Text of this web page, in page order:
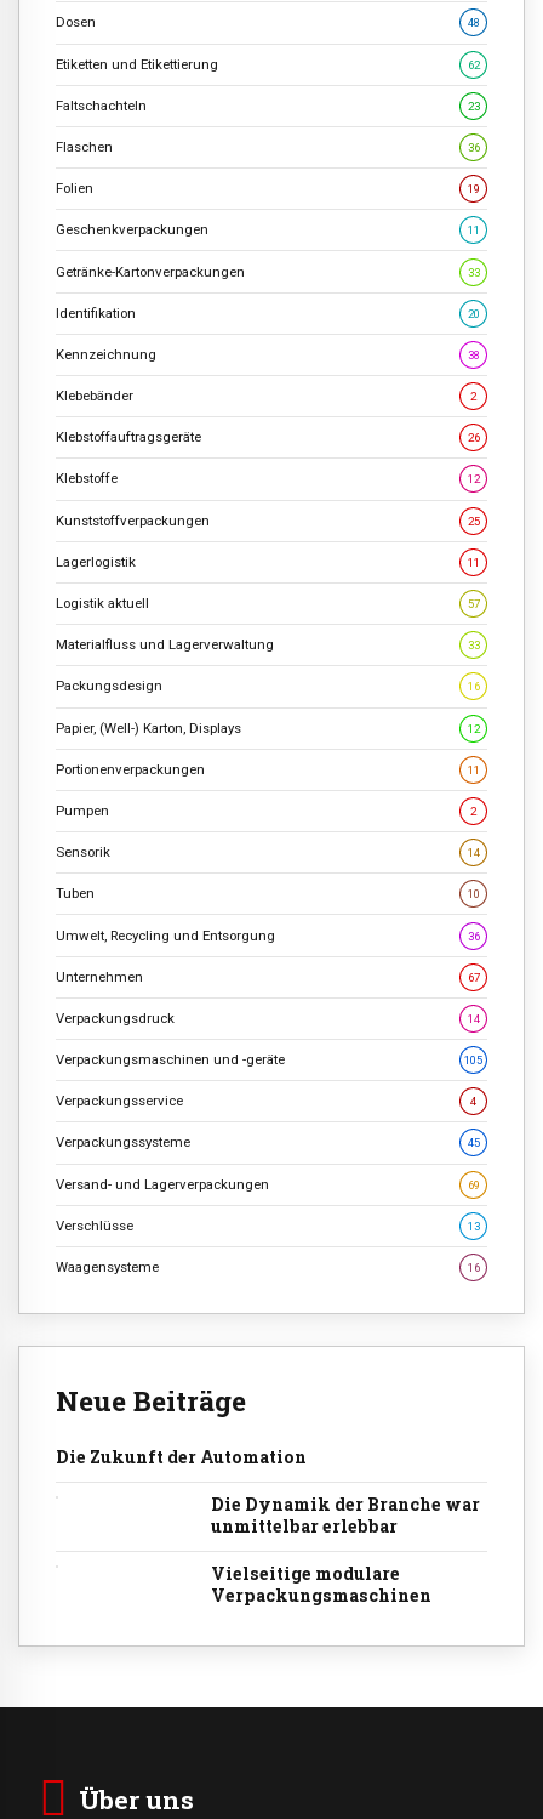
Dosen 48
Etiketten und Etikettierung 62
Faltschachteln 23
Flaschen 36
Folien 19
Geschenkverpackungen 11
Getränke-Kartonverpackungen 33
Identifikation 20
Kennzeichnung 38
Klebebänder 2
Klebstoffauftragsgeräte 26
Klebstoffe 12
Kunststoffverpackungen 25
Lagerlogistik 11
Logistik aktuell 57
Materialfluss und Lagerverwaltung 33
Packungsdesign 16
Papier, (Well-) Karton, Displays 12
Portionenverpackungen 11
Pumpen 2
Sensorik 14
Tuben 10
Umwelt, Recycling und Entsorgung 36
Unternehmen 67
Verpackungsdruck 14
Verpackungsmaschinen und -geräte 105
Verpackungsservice 4
Verpackungssysteme 45
Versand- und Lagerverpackungen 69
Verschlüsse 13
Waagensysteme 16
Neue Beiträge
Die Zukunft der Automation
Die Dynamik der Branche war
unmittelbar erlebbar
Vielseitige modulare
Verpackungsmaschinen
Über uns